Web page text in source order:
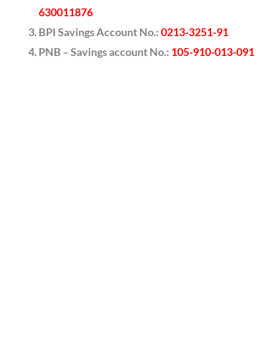
630011876
BPI Savings Account No.:0213-3251-91
PNB – Savings account No.: 105-910-013-091